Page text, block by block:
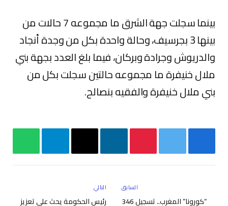
بينما سجلت جهة الشرق ما مجموعه 7 حالات من
بينها 3 بجرسيف، وحالة واحدة بكل من وجدة أنجاد
والدريوش وجرادة وبركان، فيما بلغ العدد بجهة بني
ملال خنيفرة ما مجموعه حالتين سجلت بكل من
بني ملال خنيفرة والفقيه بنصالح.
فيسبوك تويتر بينتيريست لينكدإن
البريد
تيلقرام واتساب
السابق
“كورونا” المغرب.. تسجيل 346
التالي
رئيس الحكومة يحث على تعزيز